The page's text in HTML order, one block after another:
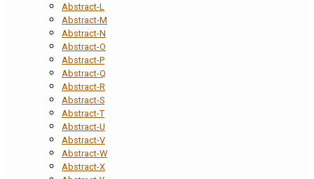
Abstract-L
Abstract-M
Abstract-N
Abstract-O
Abstract-P
Abstract-Q
Abstract-R
Abstract-S
Abstract-T
Abstract-U
Abstract-V
Abstract-W
Abstract-X